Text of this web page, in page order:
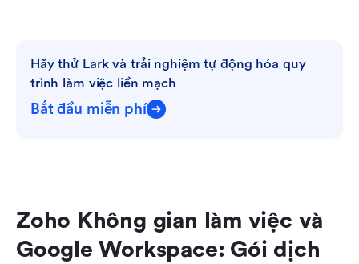
Hãy thử Lark và trải nghiệm tự động hóa quy
trình làm việc liền mạch
Bắt đầu miễn phí
Zoho Không gian làm việc và
Google Workspace: Gói dịch